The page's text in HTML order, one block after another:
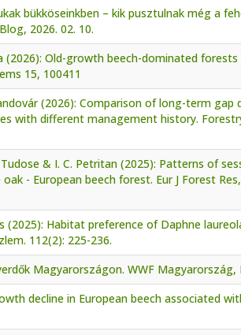
bükköseinkben – kik pusztulnak még a
2026. 02. 10.
(2026): Old-growth beech-dominated
15, 100411
(2026): Comparison of long-term
with different management history.
& I. C. Petritan (2025): Patterns of
- European beech forest. Eur J Forest
(2025): Habitat preference of Daphne
112(2): 225-236.
Magyarországon. WWF Magyarország,
decline in European beech associated